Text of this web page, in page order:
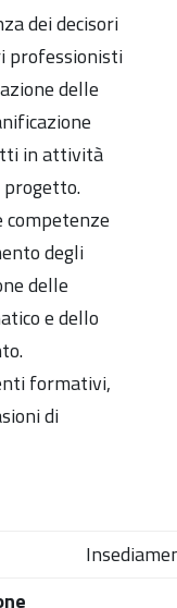
dei decisori
professionisti
delle
in attività
competenze
degli
delle
e dello
formativi,
di